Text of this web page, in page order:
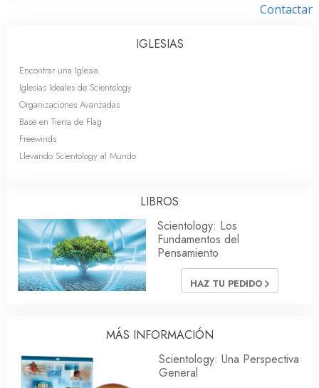
Contactar
IGLESIAS
Encontrar una Iglesia
Iglesias Ideales de Scientology
Organizaciones Avanzadas
Base en Tierra de Flag
Freewinds
Llevando Scientology al Mundo
LIBROS
Scientology: Los
Fundamentos del
Pensamiento
HAZ TU PEDIDO
MÁS INFORMACIÓN
Scientology: Una Perspectiva
General